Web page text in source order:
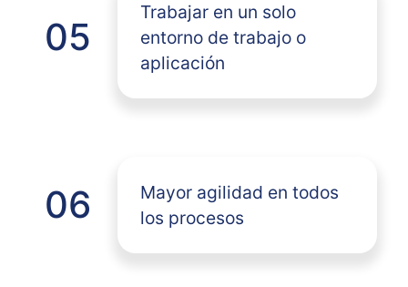
05
Trabajar en un solo
entorno de trabajo o
aplicación
06
Mayor agilidad en todos
los procesos